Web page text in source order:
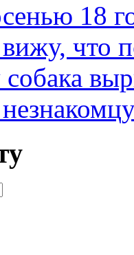
18
что